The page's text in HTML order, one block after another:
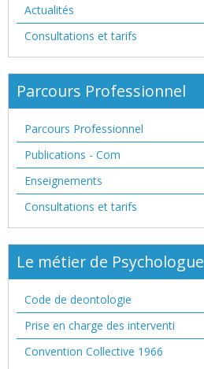
Actualités
Consultations et tarifs
Parcours Professionnel
Parcours Professionnel
Publications - Com
Enseignements
Consultations et tarifs
Le métier de Psychologue
Code de deontologie
Prise en charge des interventi
Convention Collective 1966